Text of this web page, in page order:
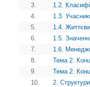
3.
1.2.
4.
1.3.
5.
1.4.
6.
1.5.
7.
1.6.
8.
Тема 2.
9.
Тема 2.
10.
2.